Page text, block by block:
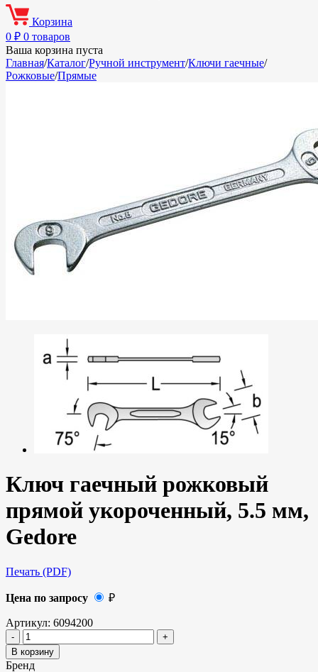
Корзина
0 ₽ 0 товаров
Ваша корзина пуста
Главная/Каталог/Ручной инструмент/Ключи гаечные/
Рожковые/Прямые
Ключ гаечный рожковый
прямой укороченный, 5.5 мм,
Gedore
Печать (PDF)
Цена по запросу ₽
Артикул: 6094200
В корзину
Бренд